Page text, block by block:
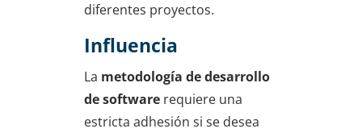
diferentes proyectos.
Influencia
La metodología de desarrollo
de software requiere una
estricta adhesión si se desea